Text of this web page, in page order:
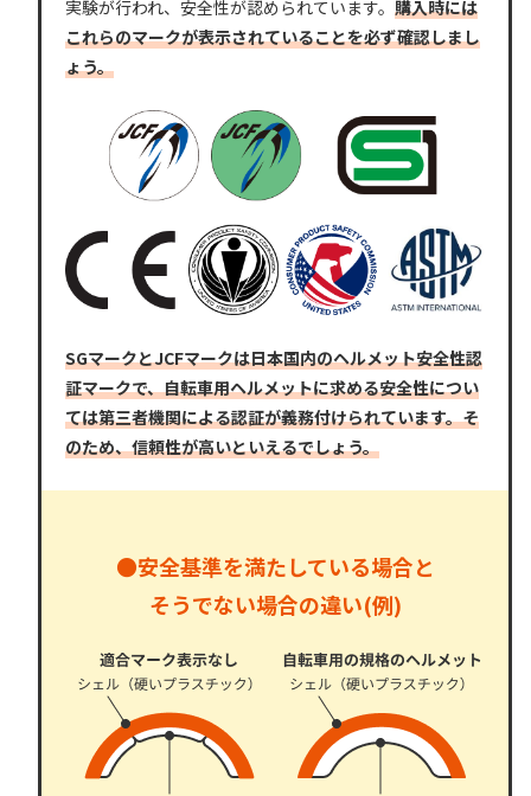
実験が行われ、安全性が認められています。 購入時には
これらのマークが表示されていることを必ず確認しまし
ょう。
SGマークとJCFマークは日本国内のヘルメット安全性認
証マークで、自転車用ヘルメットに求める安全性につい
ては第三者機関による認証が義務付けられています。そ
のため、信頼性が高いといえるでしょう。
●安全基準を満たしている場合と
そうでない場合の違い(例)